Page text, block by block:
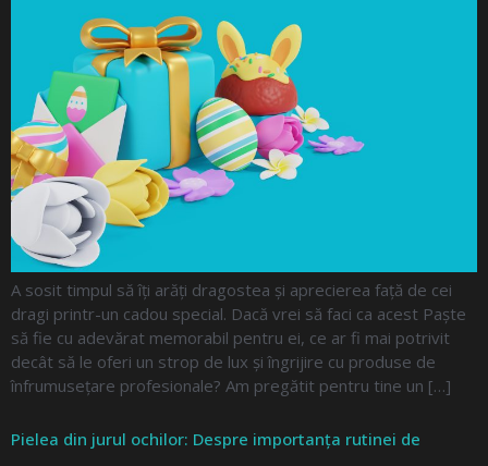
A sosit timpul să îți arăți dragostea și aprecierea față de cei
dragi printr-un cadou special. Dacă vrei să faci ca acest Paște
să fie cu adevărat memorabil pentru ei, ce ar fi mai potrivit
decât să le oferi un strop de lux și îngrijire cu produse de
înfrumusețare profesionale? Am pregătit pentru tine un […]
Pielea din jurul ochilor: Despre importanța rutinei de